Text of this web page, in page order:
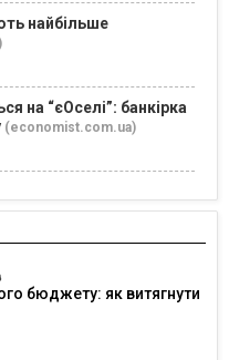
найбільше
на “єОселі”: банкірка
(economist.com.ua)
бюджету: як витягнути